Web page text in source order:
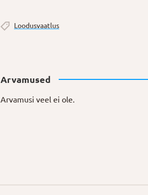
Loodusvaatlus
Arvamused
Arvamusi veel ei ole.